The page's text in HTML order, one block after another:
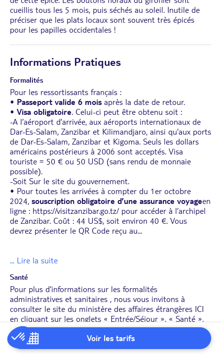
Voir les tarifs
cueillis tous les 5 mois, puis séchés au soleil. Inutile de
préciser que les plats locaux sont souvent très épicés
pour les papilles occidentales !
Informations Pratiques
Formalités
Pour les ressortissants français :
• Passeport valide 6 mois après la date de retour.
• Visa obligatoire. Celui-ci peut être obtenu soit :
-A l’aéroport d’arrivée, aux aéroports internationaux de
Dar-Es-Salam, Zanzibar et Kilimandjaro, ainsi qu’aux ports
de Dar-Es-Salam, Zanzibar et Kigoma. Seuls les dollars
américains postérieurs à 2006 sont acceptés. Visa
touriste = 50 € ou 50 USD (sans rendu de monnaie
possible).
-Soit Sur le site du gouvernement.
• Pour toutes les arrivées à compter du 1er octobre
2024, souscription obligatoire d’une assurance voyageen
ligne : https://visitzanzibar.go.tz/ pour accéder à l’archipel
de Zanzibar. Coût : 44 US$, soit environ 40 €. Vous
devrez présenter le QR Code reçu au...
... Lire la suite
Santé
Pour plus d’informations sur les formalités
administratives et sanitaires , nous vous invitons à
consulter le site du ministère des affaires étrangères ICI
en cliquant sur les onglets « Entrée/Séjour », « Santé »,
« infos utiles ».